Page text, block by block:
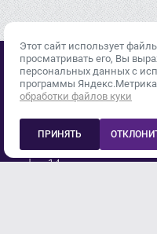
© 2015 - 2026
Политика
620049, г. Екатеринбург,
офис 14
Этот сайт использует
просматривать его, Вы
персональных данных с
программы Яндекс.Метрика
обработки файлов куки
ПРИНЯТЬ